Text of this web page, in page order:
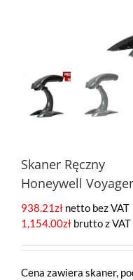
Skaner Ręczny
Honeywell
938.21zł netto bez VAT
1,154.00zł brutto z VAT
Cena zawiera skaner,